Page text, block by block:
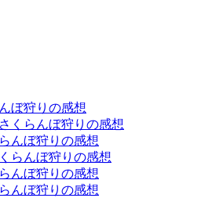
ぼ狩りの感想
くらんぼ狩りの感想
んぼ狩りの感想
らんぼ狩りの感想
んぼ狩りの感想
んぼ狩りの感想